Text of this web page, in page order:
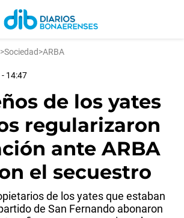
>Sociedad>ARBA
14:47
de los yates
regularizaron
ante ARBA
el secuestro
de los yates que estaban
de San Fernando abonaron